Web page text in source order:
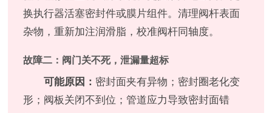
换执行器活塞密封件或膜片组件。清理阀杆表面
杂物，重新加注润滑脂，校准阀杆同轴度。
故障二：阀门关不死，泄漏量超标
可能原因： 密封面夹有异物；密封圈老化变
形；阀板关闭不到位；管道应力导致密封面错